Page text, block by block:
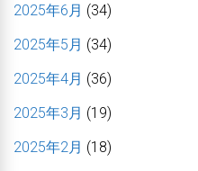
2025年6月 (34)
2025年5月 (34)
2025年4月 (36)
2025年3月 (19)
2025年2月 (18)